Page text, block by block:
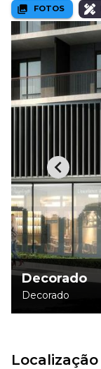
FOTOS
Decorado
Decorado
Localização